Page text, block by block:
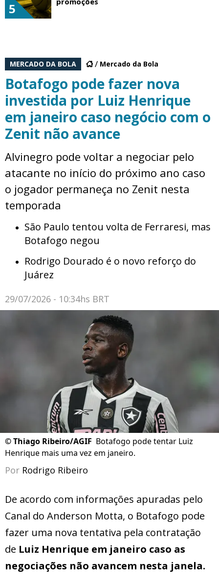
5
MERCADO DA BOLA Mercado da Bola
Botafogo pode fazer nova
investida por Luiz Henrique
em janeiro caso negócio com o
Zenit não avance
Alvinegro pode voltar a negociar pelo
atacante no início do próximo ano caso
o jogador permaneça no Zenit nesta
temporada
São Paulo tentou volta de Ferraresi, mas
Botafogo negou
Rodrigo Dourado é o novo reforço do
Juárez
29/07/2026 - 10:34hs BRT
©Thiago Ribeiro/AGIF Botafogo pode tentar Luiz
Henrique mais uma vez em janeiro.
Por Rodrigo Ribeiro
De acordo com informações apuradas pelo
Canal do Anderson Motta, o Botafogo pode
fazer uma nova tentativa pela contratação
de Luiz Henrique em janeiro caso as
negociações não avancem nesta janela.